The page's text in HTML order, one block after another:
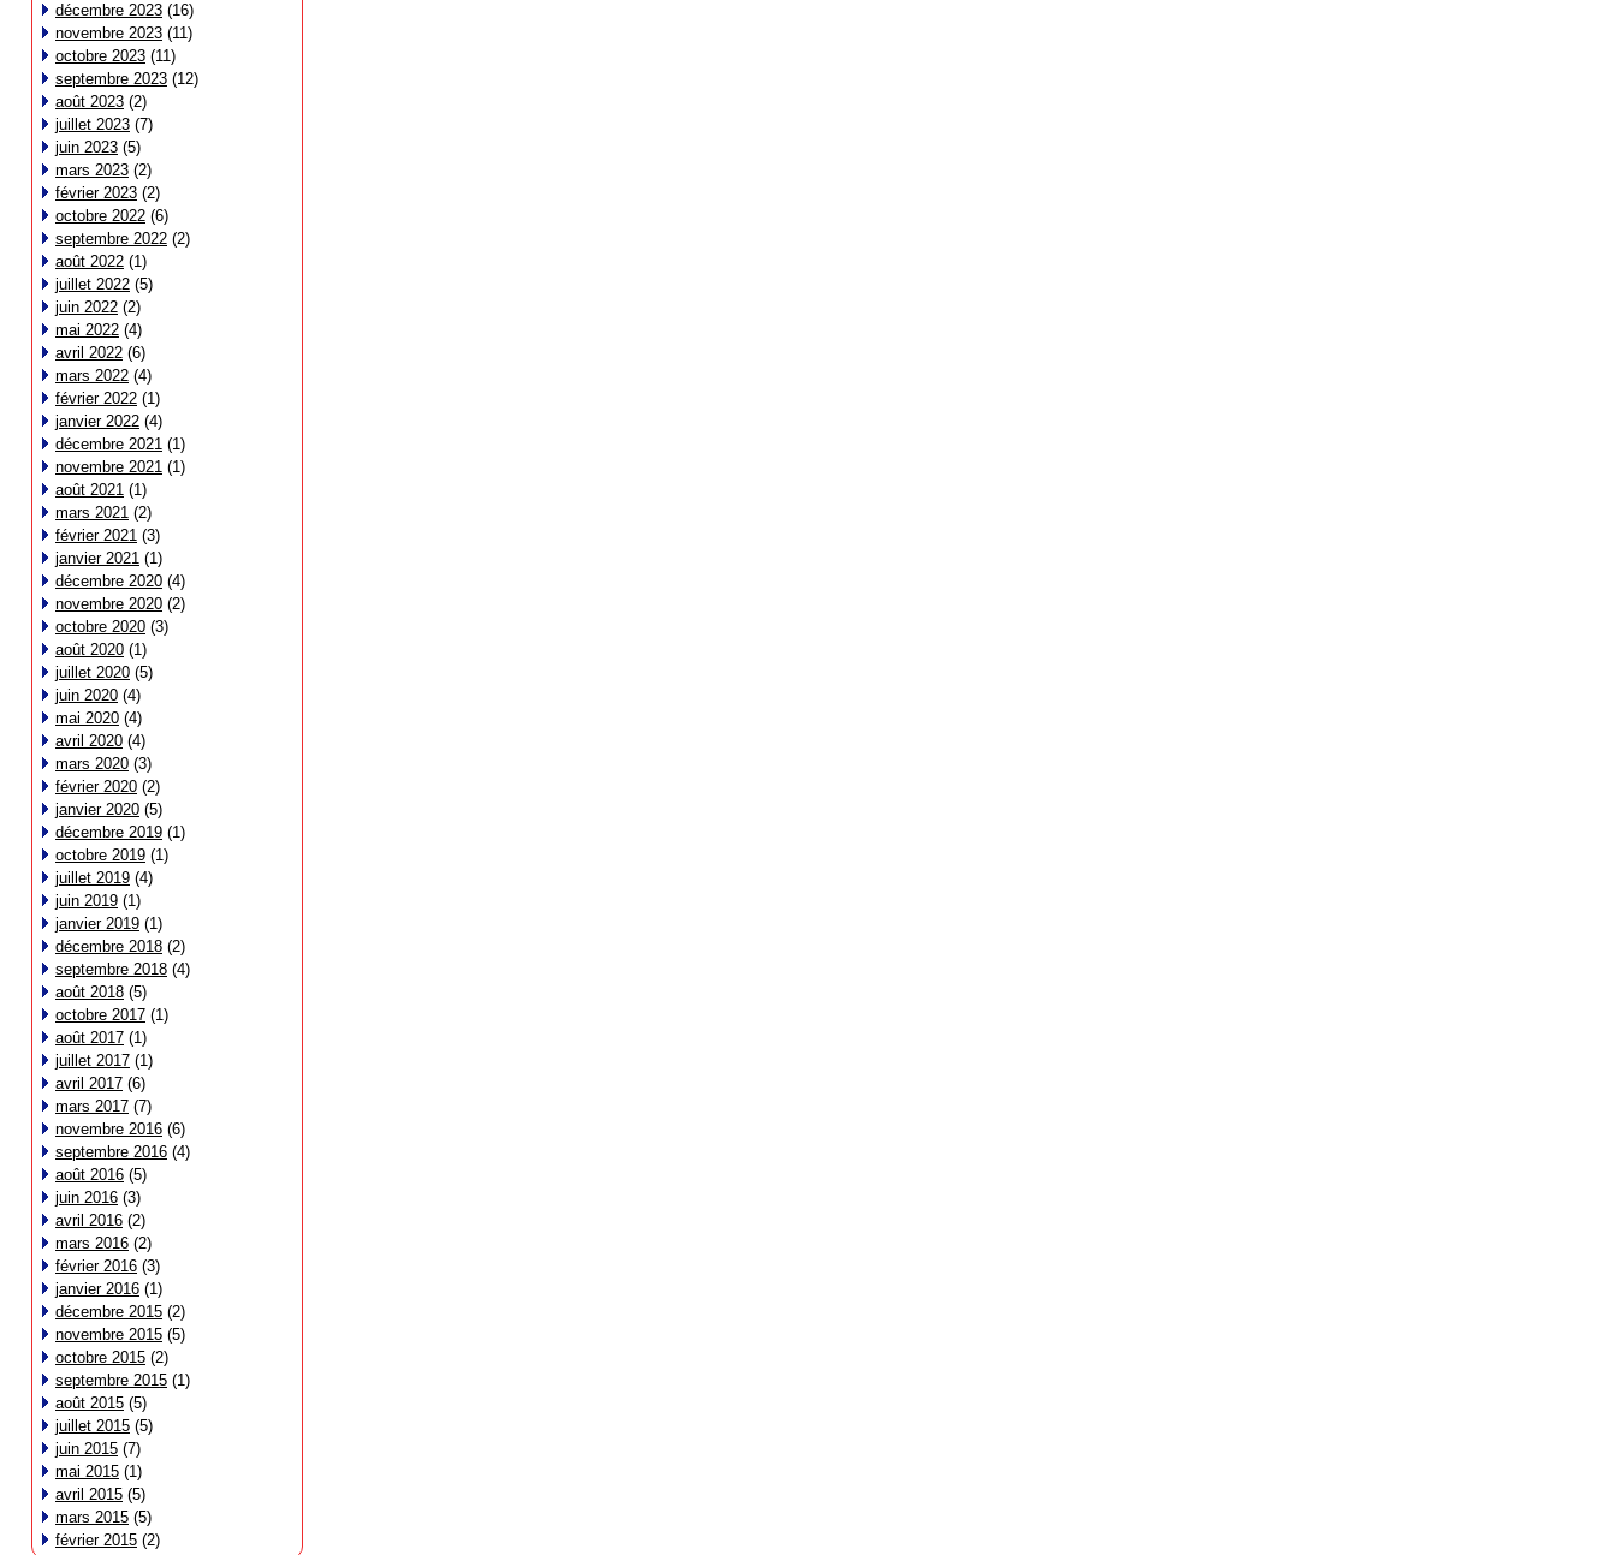
décembre 2023 (16)
novembre 2023 (11)
octobre 2023 (11)
septembre 2023 (12)
août 2023 (2)
juillet 2023 (7)
juin 2023 (5)
mars 2023 (2)
février 2023 (2)
octobre 2022 (6)
septembre 2022 (2)
août 2022 (1)
juillet 2022 (5)
juin 2022 (2)
mai 2022 (4)
avril 2022 (6)
mars 2022 (4)
février 2022 (1)
janvier 2022 (4)
décembre 2021 (1)
novembre 2021 (1)
août 2021 (1)
mars 2021 (2)
février 2021 (3)
janvier 2021 (1)
décembre 2020 (4)
novembre 2020 (2)
octobre 2020 (3)
août 2020 (1)
juillet 2020 (5)
juin 2020 (4)
mai 2020 (4)
avril 2020 (4)
mars 2020 (3)
février 2020 (2)
janvier 2020 (5)
décembre 2019 (1)
octobre 2019 (1)
juillet 2019 (4)
juin 2019 (1)
janvier 2019 (1)
décembre 2018 (2)
septembre 2018 (4)
août 2018 (5)
octobre 2017 (1)
août 2017 (1)
juillet 2017 (1)
avril 2017 (6)
mars 2017 (7)
novembre 2016 (6)
septembre 2016 (4)
août 2016 (5)
juin 2016 (3)
avril 2016 (2)
mars 2016 (2)
février 2016 (3)
janvier 2016 (1)
décembre 2015 (2)
novembre 2015 (5)
octobre 2015 (2)
septembre 2015 (1)
août 2015 (5)
juillet 2015 (5)
juin 2015 (7)
mai 2015 (1)
avril 2015 (5)
mars 2015 (5)
février 2015 (2)